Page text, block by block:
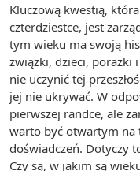
Kluczową kwestią,
czterdziestce, jest
tym wieku ma swoją
związki, dzieci, porażki
nie uczynić tej
jej nie ukrywać. W
pierwszej randce, ale
warto być otwartym na
doświadczeń. Dotyczy
Czy są, w jakim są